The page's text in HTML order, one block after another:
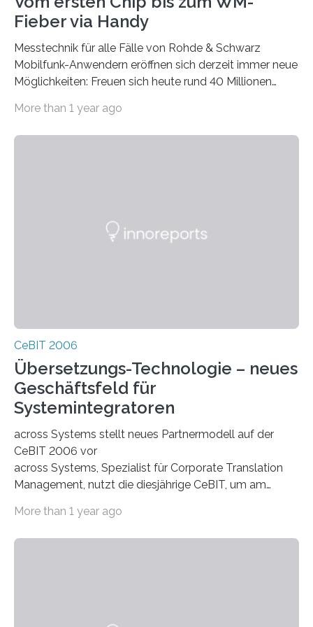
Fieber via Handy
Messtechnik für alle Fälle von Rohde & Schwarz
Mobilfunk-Anwendern eröffnen sich derzeit immer neue
Möglichkeiten: Freuen sich heute rund 40 Millionen
winken in den nächsten beiden Jahren mit
More than 1 year ago
CeBIT 2006
Übersetzungs-Technologie – neues
Geschäftsfeld für
Systemintegratoren
across Systems stellt neues Partnermodell auf der
CeBIT 2006 vor
across Systems, Spezialist für Corporate Translation
Management, nutzt die diesjährige CeBIT, um am
vorzustellen. Das Modell zielt insbesondere auf
More than 1 year ago